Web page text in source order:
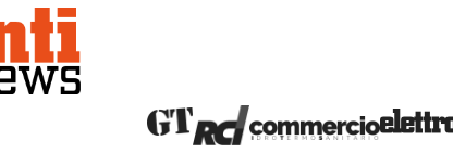
REALIZZAZIONI